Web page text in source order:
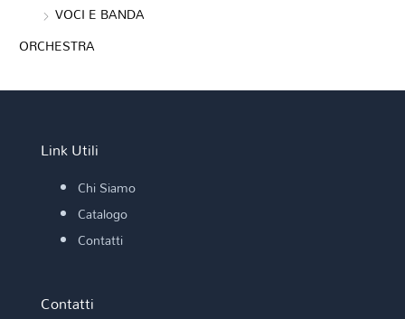
VOCI E BANDA
ORCHESTRA
Link Utili
Chi Siamo
Catalogo
Contatti
Contatti